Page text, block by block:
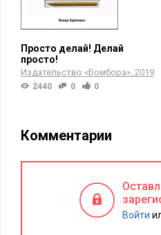
Просто делай! Делай
просто!
Издательство «Бомбора» 2019
2440 0 0
Комментарии
Войти